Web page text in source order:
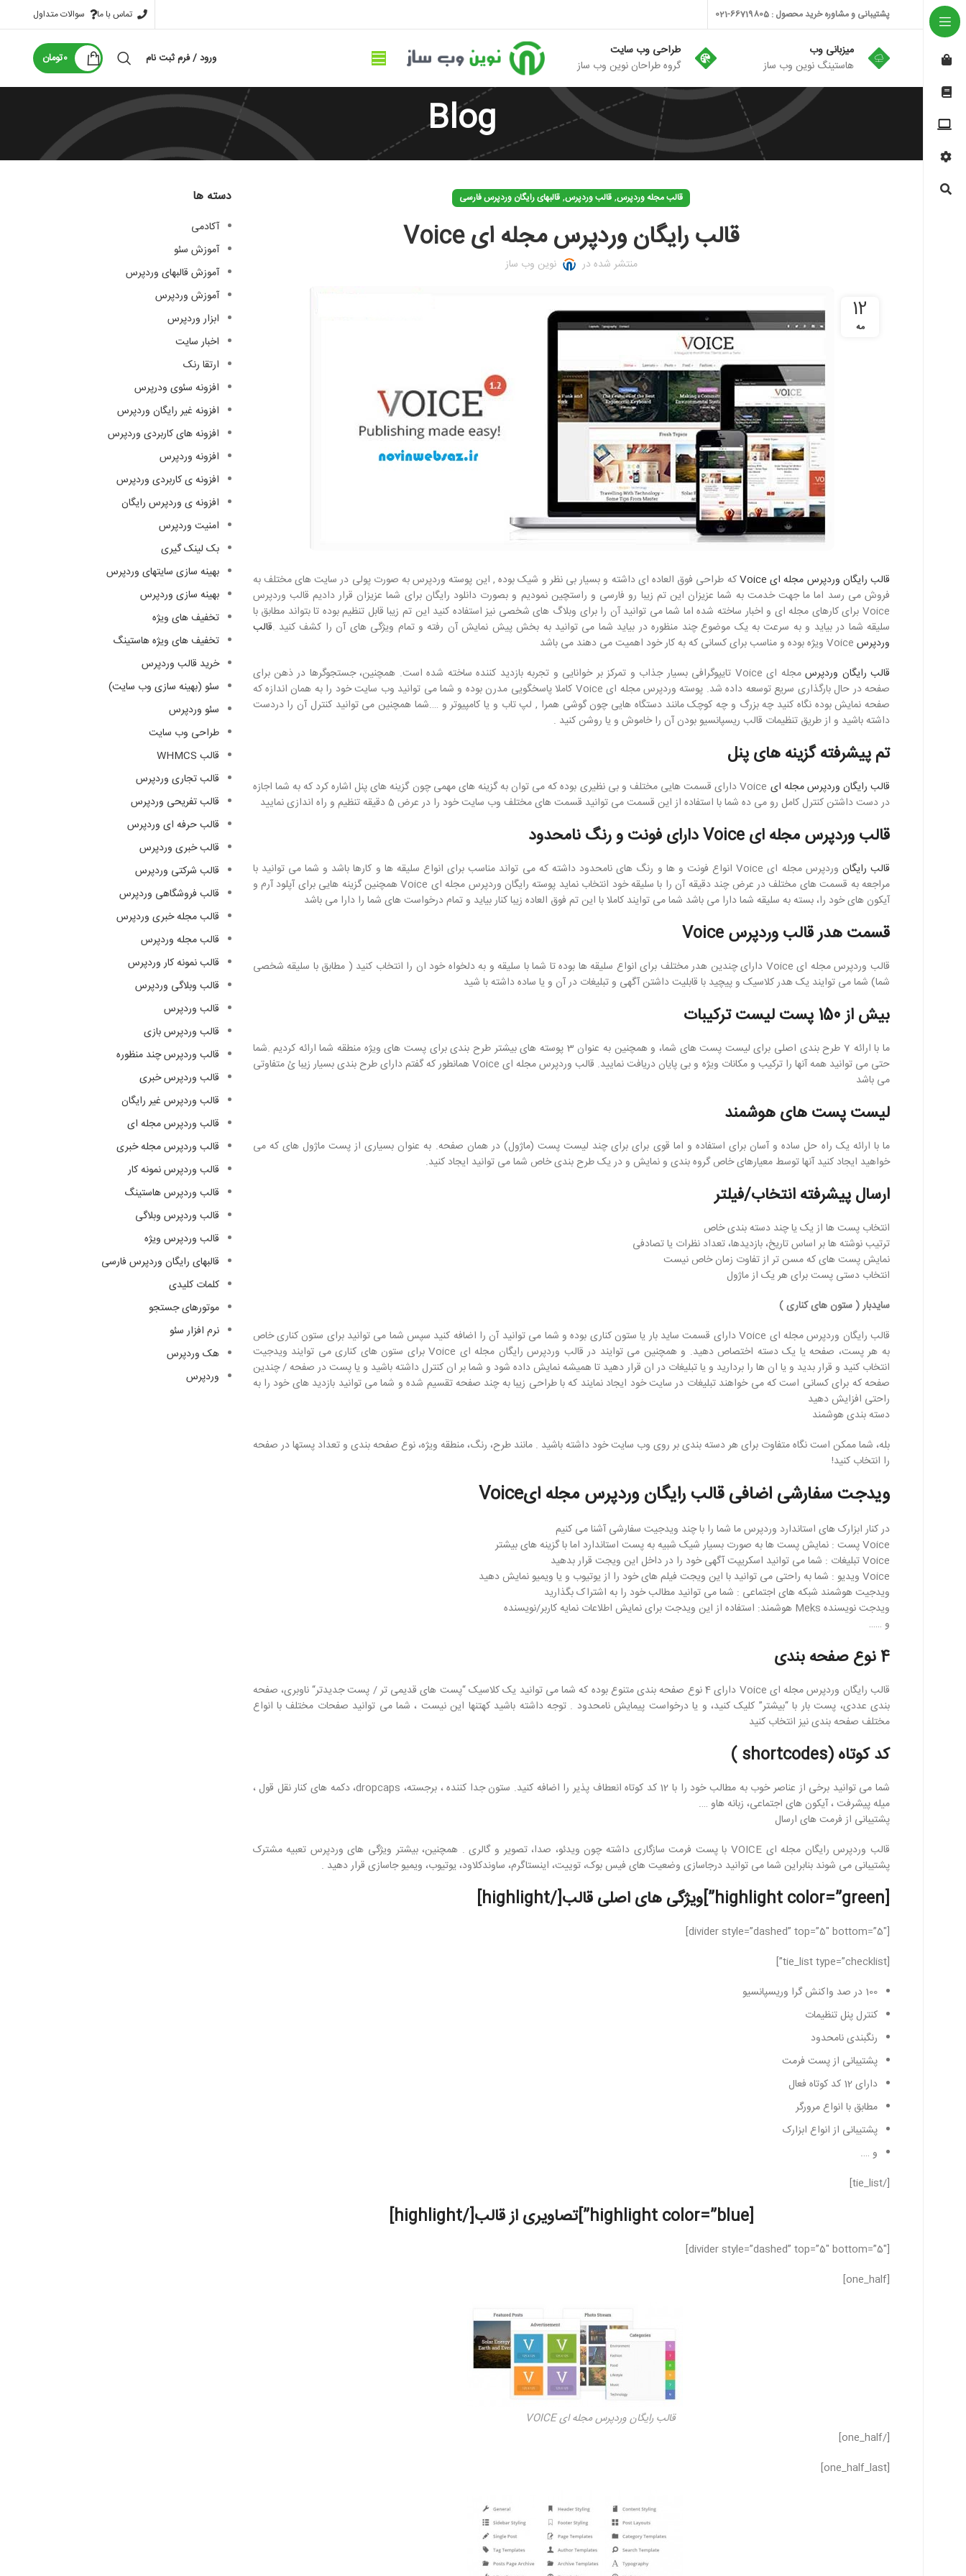
پشتیبانی و مشاوره خرید محصول : 66719805-021 تماس با ما سوالات متداول
میزبانی وب
هاستینگ نوین وب ساز
طراحی وب سایت
گروه طراحان نوین وب ساز
ورود / فرم ثبت نام 0تومان
Blog
قالب مجله وردپرس, قالب وردپرس, قالبهای رایگان وردپرس فارسی
قالب رایگان وردپرس مجله ای Voice
منتشر شده در نوین وب ساز
12
مه
قالب رایگان وردپرس مجله ای Voice
که طراحی فوق العاده ای داشته و بسیار بی نظر و شیک بوده , این پوسته وردپرس به صورت پولی در سایت های مختلف به
فروش می رسد اما ما جهت خدمت به شما عزیزان این تم زیبا رو فارسی و راستچین نمودیم و بصورت دانلود رایگان برای شما عزیزان قرار دادیم قالب وردپرس
Voice برای کارهای مجله ای و اخبار ساخته شده اما شما می توانید آن را برای وبلاگ های شخصی نیز استفاده کنید این تم زیبا قابل تنظیم بوده تا بتواند مطابق با
سلیقه شما در بیاید و به سرعت به یک موضوع چند منظوره در بیاید شما می توانید به بخش پیش نمایش آن رفته و تمام ویژگی های آن را کشف کنید .قالب
وردپرس
قالب رایگان وردپرس
مجله ای Voice تایپوگرافی بسیار جذاب و تمرکز بر خوانایی و تجربه بازدید کننده ساخته شده است. همچنین، جستجوگرها در ذهن برای
صفحه در حال بارگذاری سریع توسعه داده شد. پوسته وردپرس مجله ای Voice کاملا پاسخگویی مدرن بوده و شما می توانید وب سایت خود را به همان اندازه که
صفحه نمایش بوده نگاه کنید چه بزرگ و چه کوچک مانند دستگاه هایی چون گوشی همرا , لپ تاب و یا کامپیوتر و ….شما همچنین می توانید کنترل آن را دردست
داشته باشید و از طریق تنظیمات قالب ریسپانسیو بودن آن را خاموش و یا روشن کنید .
تم پیشرفته گزینه های پنل
قالب رایگان وردپرس مجله ای
Voice دارای قسمت هایی مختلف و بی نظیری بوده که می توان به گزینه های مهمی چون گزینه های پنل اشاره کرد که به شما اجازه
در دست داشتن کنترل کامل رو می ده شما با استفاده از این قسمت می توانید قسمت های مختلف وب سایت خود را در عرض 5 دقیقه تنظیم و راه اندازی نمایید
قالب وردپرس مجله ای Voice دارای فونت و رنگ نامحدود
قالب رایگان
وردپرس مجله ای Voice انواع فونت و ها و رنگ های نامحدود داشته که می تواند مناسب برای انواع سلیقه ها و کارها باشد و شما می توانید با
مراجعه به قسمت های مختلف در عرض چند دقیقه آن را با سلیقه خود انتخاب نماید پوسته رایگان وردپرس مجله ای Voice همچنین گزینه هایی برای آپلود آرم و
آیکون های خود را، بسته به سلیقه شما دارا می باشد شما می توایند کاملا با این تم فوق العاده زیبا کنار بیاید و تمام درخواست های شما را دارا می باشد
قسمت هدر قالب وردپرس Voice
قالب وردپرس مجله ای Voice دارای چندین هدر مختلف برای انواع سلیقه ها بوده تا شما با سلیقه و به دلخواه خود ان را انتخاب کنید ( مطابق با سلیقه شخصی
شما) شما می توایند یک هدر کلاسیک و پیچید با قابلیت داشتن آگهی و تبلیغات در آن و یا ساده داشته با شید
بیش از 150 پست لیست ترکیبات
ما با ارائه 7 طرح بندی اصلی برای لیست پست های شما، و همچنین به عنوان 3 پوسته های بیشتر طرح بندی برای پست های ویژه منطقه شما ارائه کردیم .شما
حتی می توانید همه آنها را ترکیب و مکانات ویژه و بی پایان دریافت نمایید. قالب وردپرس مجله ای Voice همانطور که گفتم دارای طرح بندی بسیار زیبا ئ متفاوتی
می باشد
لیست پست های هوشمند
ما با ارائه یک راه حل ساده و آسان برای استفاده و اما قوی برای برای چند لیست پست (ماژول) در همان صفحه. به عنوان بسیاری از پست ماژول های که می
خواهید ایجاد کنید آنها توسط معیارهای خاص گروه بندی و نمایش و در یک طرح بندی خاص شما می توانید ایجاد کنید.
ارسال پیشرفته انتخاب/فیلتر
انتخاب پست ها از یک یا چند دسته بندی خاص
ترتیب نوشته ها بر اساس تاریخ، بازدیدها، تعداد نظرات یا تصادفی
نمایش پست های که مسن تر از تفاوت زمان خاص نیست
انتخاب دستی پست برای هر یک از ماژول
سایدبار ( ستون های کناری )
قالب رایگان وردپرس مجله ای Voice دارای قسمت ساید بار یا ستون کناری بوده و شما می توانید آن را اضافه کنید سپس شما می توانید برای ستون کناری خاص
به هر پست، صفحه یا یک دسته اختصاص دهید. و همچنین می توایند در قالب وردپرس رایگان مجله ای Voice برای ستون های کناری می توایند ویدجیت
انتخاب کنید و قرار بدید و یا ان ها را بردارید و یا تبلیغات در ان قرار دهید تا همیشه نمایش داده شود و شما بر ان کنترل داشته باشید و یا پست در صفحه / چندین
صفحه که برای کسانی است که می خواهند تبلیغات در سایت خود ایجاد نمایند که با طراحی زیبا به چند صفحه تقسیم شده و شما می توانید بازدید های خود را به
راحتی افزایش دهید
دسته بندی هوشمند
بله، شما ممکن است نگاه متفاوت برای هر دسته بندی بر روی وب سایت خود داشته باشید . مانند طرح، رنگ، منطقه ویژه، نوع صفحه بندی و تعداد پستها در صفحه
را انتخاب کنید!
ویدجت سفارشی اضافی قالب رایگان وردپرس مجله ایVoice
در کنار ابزارک های استاندارد وردپرس ما شما را با چند ویدجیت سفارشی آشنا می کنیم
Voice پست : نمایش پست ها به صورت بسیار شیک شبیه به پست استاندارد اما با گزینه های بیشتر
Voice تبلیغات : شما می توانید اسکریپت آگهی خود را در داخل این ویجت قرار بدهید
Voice ویدیو : شما به راحتی می توانید با این ویجت فیلم های خود را از یوتیوب و یا ویمیو نمایش دهید
ویدجیت هوشمند شبکه های اجتماعی : شما می توانید مطالب خود را به اشتراک بگذارید
ویدجت نویسنده Meks هوشمند: استفاده از این ویدجت برای نمایش اطلاعات نمایه کاربر/نویسنده
و ……
4 نوع صفحه بندی
قالب رایگان وردپرس مجله ای Voice دارای 4 نوع صفحه بندی متنوع بوده که شما می توانید یک کلاسیک “پست های قدیمی تر / پست جدیدتر“ ناوبری، صفحه
بندی عددی، پست بار با “بیشتر” کلیک کنید، و یا درخواست پیمایش نامحدود . توجه داشته باشید کهتنها این نیست ، شما می توانید صفحات مختلف با انواع
مختلف صفحه بندی نیز انتخاب کنید
کد کوتاه (shortcodes )
شما می توانید برخی از عناصر خوب به مطالب خود را با 12 کد کوتاه انعطاف پذیر را اضافه کنید. ستون جدا کننده ، برجسته، dropcaps، دکمه های کنار نقل قول ،
میله پیشرفت ، آیکون های اجتماعی، زبانه هاو ….
پشتیبانی از فرمت های ارسال
قالب وردپرس رایگان مجله ای VOICE با پست فرمت سازگاری داشته چون ویدئو، صدا، تصویر و گالری . همچنین، بیشتر ویژگی های وردپرس تعبیه مشترک
پشتیبانی می شوند بنابراین شما می توانید درجاسازی وضعیت های فیس بوک، توییت، اینستاگرم، ساوندکلاود، یوتیوب، ویمیو جاسازی قرار دهید .
[highlight color=”green”]ویژگی های اصلی قالب[/highlight]
[divider style=”dashed” top=”5″ bottom=”5″]
[tie_list type=”checklist”]
100 در صد واکنش گرا وریسپانسیو
کنترل پنل تنظیمات
رنگبندی نامحدود
پشتیبانی از پست فرمت
دارای 12 کد کوتاه فعال
مطابق با انواع مرورگر
پشتیبانی از انواع ابزارک
و ….
[/tie_list]
[highlight color=”blue”]تصاویری از قالب[/highlight]
[divider style=”dashed” top=”5″ bottom=”5″]
[one_half]
قالب رایگان وردپرس مجله ای VOICE
[/one_half]
[one_half_last]
دسته ها
آکادمی
آموزش سئو
آموزش قالبهای وردپرس
آموزش وردپرس
ابزار وردپرس
اخبار سایت
ارتقا رنک
افزونه سئوی ودرپرس
افزونه غیر رایگان وردپرس
افزونه های کاربردی وردپرس
افزونه وردپرس
افزونه ی کاربردی وردپرس
افزونه ی وردپرس رایگان
امنیت وردپرس
بک لینک گیری
بهینه سازی سایتهای وردپرس
بهینه سازی وردپرس
تخفیف های ویژه
تخفیف های ویژه هاستینگ
خرید قالب وردپرس
سئو (بهینه سازی وب سایت)
سئو وردپرس
طراحی وب سایت
قالب WHMCS
قالب تجاری وردپرس
قالب تفریحی وردپرس
قالب حرفه ای وردپرس
قالب خبری وردپرس
قالب شرکتی وردپرس
قالب فروشگاهی وردپرس
قالب مجله خبری وردپرس
قالب مجله وردپرس
قالب نمونه کار وردپرس
قالب وبلاگی وردپرس
قالب وردپرس
قالب وردپرس بازی
قالب وردپرس چند منظوره
قالب وردپرس خبری
قالب وردپرس غیر رایگان
قالب وردپرس مجله ای
قالب وردپرس مجله خبری
قالب وردپرس نمونه کار
قالب وردپرس هاستینگ
قالب وردپرس وبلاگی
قالب وردپرس ویژه
قالبهای رایگان وردپرس فارسی
کلمات کلیدی
موتورهای جستجو
نرم افزار سئو
هک وردپرس
وردپرس